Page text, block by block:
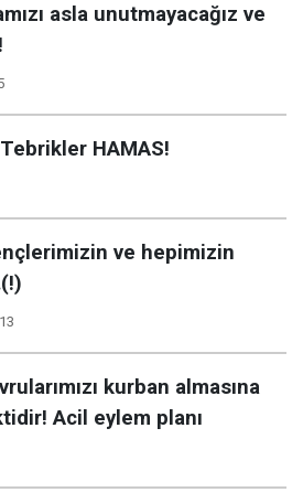
asla unutmayacağız ve
HAMAS!
ve hepimizin
kurban almasına
Acil eylem planı